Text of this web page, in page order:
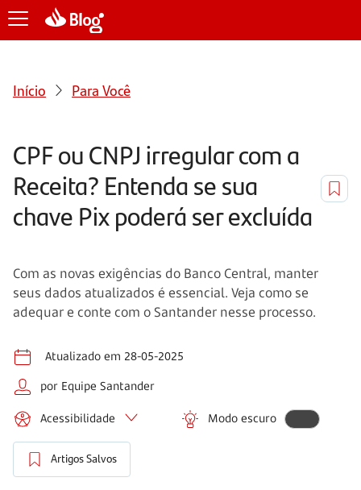
Início Para Você
CPF ou CNPJ irregular com a
Receita? Entenda se sua
chave Pix poderá ser excluída
Com as novas exigências do Banco Central, manter
seus dados atualizados é essencial. Veja como se
adequar e conte com o Santander nesse processo.
Atualizado em 28-05-2025
por Equipe Santander
Acessibilidade Modo escuro
Artigos Salvos